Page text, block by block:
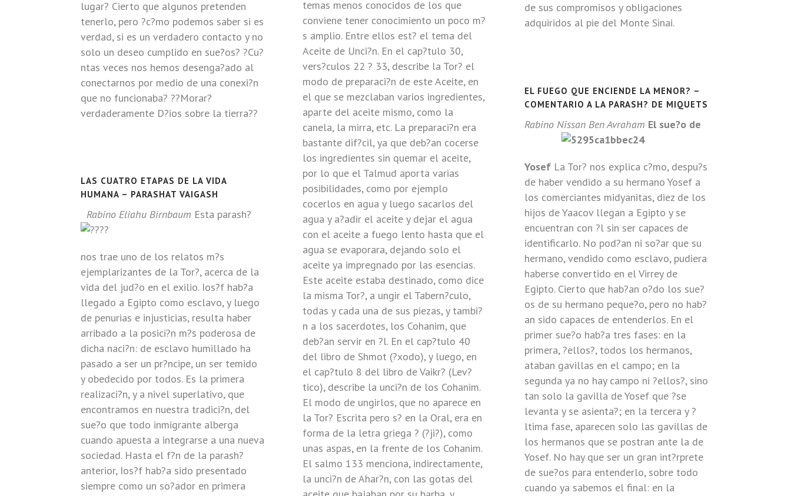
lugar? Cierto que algunos pretenden
tenerlo, pero ?c?mo podemos saber si es
verdad, si es un verdadero contacto y no
solo un deseo cumplido en sue?os? ?Cu?
ntas veces nos hemos desenga?ado al
conectarnos por medio de una conexi?n
que no funcionaba? ??Morar?
verdaderamente D?ios sobre la tierra??
de sus compromisos y obligaciones
adquiridos al pie del Monte Sinai.
temas menos conocidos de los que
conviene tener conocimiento un poco m?
s amplio. Entre ellos est? el tema del
Aceite de Unci?n. En el cap?tulo 30,
vers?culos 22 ? 33, describe la Tor? el
modo de preparaci?n de este Aceite, en
el que se mezclaban varios ingredientes,
aparte del aceite mismo, como la
canela, la mirra, etc. La preparaci?n era
bastante dif?cil, ya que deb?an cocerse
los ingredientes sin quemar el aceite,
por lo que el Talmud aporta varias
posibilidades, como por ejemplo
cocerlos en agua y luego sacarlos del
agua y a?adir el aceite y dejar el agua
con el aceite a fuego lento hasta que el
agua se evaporara, dejando solo el
aceite ya impregnado por las esencias.
Este aceite estaba destinado, como dice
la misma Tor?, a ungir el Tabern?culo,
todas y cada una de sus piezas, y tambi?
n a los sacerdotes, los Cohanim, que
deb?an servir en ?l. En el cap?tulo 40
del libro de Shmot (?xodo), y luego, en
el cap?tulo 8 del libro de Vaikr? (Lev?
tico), describe la unci?n de los Cohanim.
El modo de ungirlos, que no aparece en
la Tor? Escrita pero s? en la Oral, era en
forma de la letra griega ? (?ji?), como
unas aspas, en la frente de los Cohanim.
El salmo 133 menciona, indirectamente,
la unci?n de Ahar?n, con las gotas del
EL FUEGO QUE ENCIENDE LA MENOR? –
COMENTARIO A LA PARASH? DE MIQUETS
Rabino Nissan Ben Avraham El sue?o de
Yosef La Tor? nos explica c?mo, despu?s
de haber vendido a su hermano Yosef a
los comerciantes midyanitas, diez de los
hijos de Yaacov llegan a Egipto y se
encuentran con ?l sin ser capaces de
identificarlo. No pod?an ni so?ar que su
hermano, vendido como esclavo, pudiera
haberse convertido en el Virrey de
Egipto. Cierto que hab?an o?do los sue?
os de su hermano peque?o, pero no hab?
an sido capaces de entenderlos. En el
primer sue?o hab?a tres fases: en la
primera, ?ellos?, todos los hermanos,
ataban gavillas en el campo; en la
segunda ya no hay campo ni ?ellos?, sino
tan solo la gavilla de Yosef que ?se
levanta y se asienta?; en la tercera y ?
ltima fase, aparecen solo las gavillas de
los hermanos que se postran ante la de
Yosef. No hay que ser un gran int?rprete
de sue?os para entenderlo, sobre todo
cuando ya sabemos el final: en la
LAS CUATRO ETAPAS DE LA VIDA
HUMANA – PARASHAT VAIGASH
Rabino Eliahu Birnbaum Esta parash?
nos trae uno de los relatos m?s
ejemplarizantes de la Tor?, acerca de la
vida del jud?o en el exilio. Ios?f hab?a
llegado a Egipto como esclavo, y luego
de penurias e injusticias, resulta haber
arribado a la posici?n m?s poderosa de
dicha naci?n: de esclavo humillado ha
pasado a ser un pr?ncipe, un ser temido
y obedecido por todos. Es la primera
realizaci?n, y a nivel superlativo, que
encontramos en nuestra tradici?n, del
sue?o que todo inmigrante alberga
cuando apuesta a integrarse a una nueva
sociedad. Hasta el f?n de la parash?
anterior, Ios?f hab?a sido presentado
siempre como un so?ador en primera